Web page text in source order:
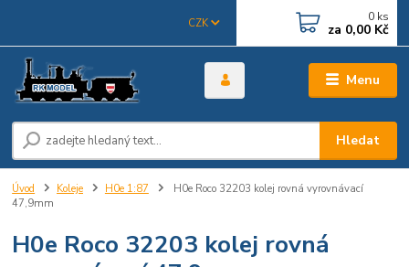
Menu
CZK
Hledat
0 ks
za 0,00 Kč
Úvod Koleje H0e 1:87
H0e Roco 32203 kolej rovná vyrovnávací
47,9mm
H0e Roco 32203 kolej rovná